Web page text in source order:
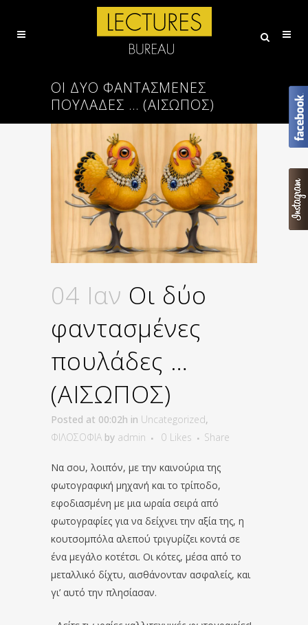
ΟΙ ΔΎΟ ΦΑΝΤΑΣΜΈΝΕΣ
ΠΟΥΛΆΔΕΣ … (ΑΙΣΩΠΟΣ)
04 Ιαν Οι δύο
φαντασμένες
πουλάδες …
(ΑΙΣΩΠΟΣ)
Posted at 00:02h in Uncategorized,
ΦΙΛΟΣΟΦΙΑ by admin 0 Likes Share
Να σου, λοιπόν, με την καινούρια της
φωτογραφική μηχανή και το τρίποδο,
εφοδιασμένη με μια ωραία σειρά από
φωτογραφίες για να δείχνει την αξία της, η
κουτσομπόλα αλεπού τριγυρίζει κοντά σε
ένα μεγάλο κοτέτσι. Οι κότες, μέσα από το
μεταλλικό δίχτυ, αισθάνονταν ασφαλείς, και
γι’ αυτό την πλησίασαν.